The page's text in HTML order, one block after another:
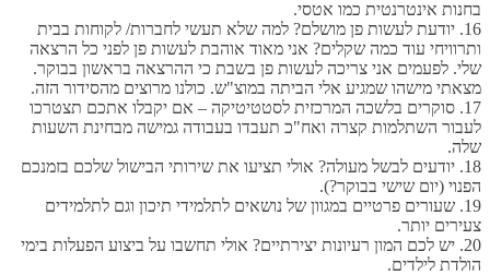
בחנות אינטרנטית כמו אטסי.
16. יודעת לעשות פן מושלם? למה שלא תעשי לחברות/ לקוחות בבית
ותרוויחי עוד כמה שקלים? אני מאוד אוהבת לעשות פן לפני כל הרצאה
שלי. לפעמים אני צריכה לעשות פן בשבת כי ההרצאה בראשון בבוקר.
מצאתי מישהו שמגיע אלי הביתה במוצ"ש. כולנו מרוצים מהסידור הזה.
17. סוקרים בלשכה המרכזית לסטטיטיקה – אם יקבלו אתכם תצטרכו
לעבור השתלמות קצרה ואח"כ תעבדו בעבודה גמישה מבחינת השעות
שלה.
18. יודעים לבשל מעולה? אולי תציעו את שירותי הבישול שלכם בזמנכם
הפנוי (יום שישי בבוקר?).
19. שעורים פרטיים במגוון של נושאים לתלמידי תיכון וגם לתלמידים
צעירים יותר.
20. יש לכם המון רעיונות יצירתיים? אולי תחשבו על ביצוע הפעלות בימי
הולדת לילדים.